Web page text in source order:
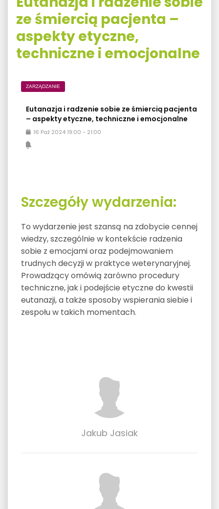
ze śmiercią pacjenta –
aspekty etyczne,
techniczne i emocjonalne
ZARZĄDZANIE
Eutanazja i radzenie sobie ze śmiercią pacjenta
– aspekty etyczne, techniczne i emocjonalne
16 Paź 2024 19:00 - 21:00
Szczegóły wydarzenia:
To wydarzenie jest szansą na zdobycie cennej
wiedzy, szczególnie w kontekście radzenia
sobie z emocjami oraz podejmowaniem
trudnych decyzji w praktyce weterynaryjnej.
Prowadzący omówią zarówno procedury
techniczne, jak i podejście etyczne do kwestii
eutanazji, a także sposoby wspierania siebie i
zespołu w takich momentach.
Jakub Jasiak